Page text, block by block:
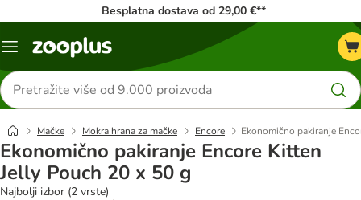
Besplatna dostava od 29,00 €**
Izbornik
Traži
proizvode
Mačke Mokra hrana za mačke Encore Ekonomično pakiranje
Ekonomično pakiranje Encore Kitten
Jelly Pouch 20 x 50 g
Najbolji izbor (2 vrste)